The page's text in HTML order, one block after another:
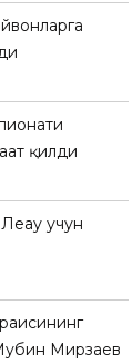
қилди
учун
Мирзаев